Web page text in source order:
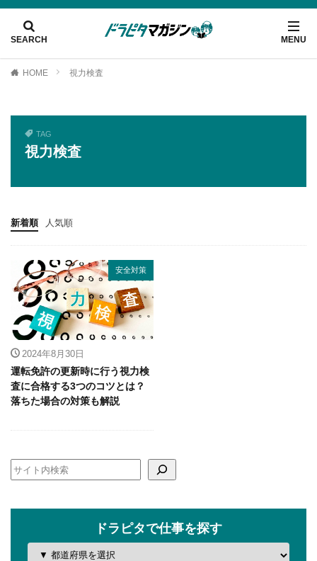
HOME 視力検査
TAG
視力検査
新着順 人気順
安全対策
2024年8月30日
運転免許の更新時に行う視力検
査に合格する3つのコツとは？
落ちた場合の対策も解説